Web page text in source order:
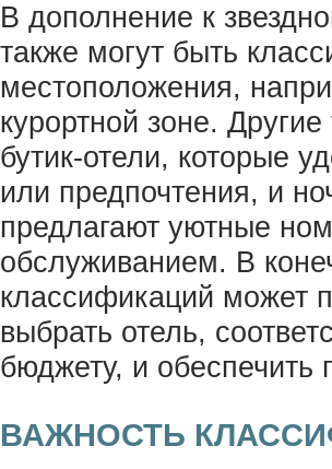
В дополнение к
также могут быть
местоположения,
курортной зоне.
бутик-отели, которые
или предпочтения, и
предлагают уютные
обслуживанием. В
классификаций может
выбрать отель,
бюджету, и обеспечить
ВАЖНОСТЬ